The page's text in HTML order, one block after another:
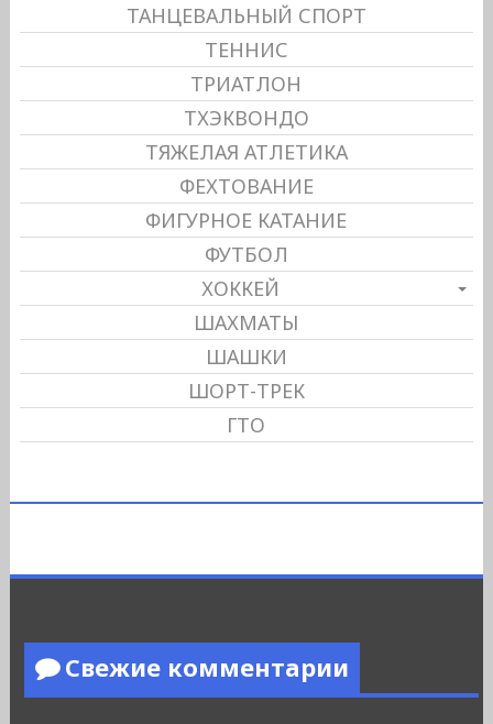
ТАНЦЕВАЛЬНЫЙ СПОРТ
ТЕННИС
ТРИАТЛОН
ТХЭКВОНДО
ТЯЖЕЛАЯ АТЛЕТИКА
ФЕХТОВАНИЕ
ФИГУРНОЕ КАТАНИЕ
ФУТБОЛ
ХОККЕЙ
ШАХМАТЫ
ШАШКИ
ШОРТ-ТРЕК
ГТО
Свежие комментарии